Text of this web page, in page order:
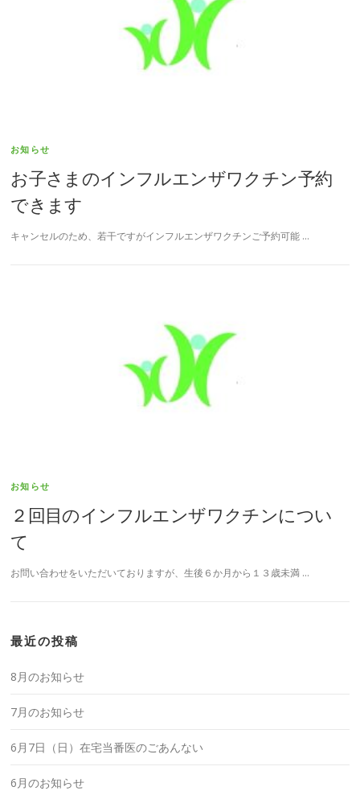
お知らせ
お子さまのインフルエンザワクチン予約
できます
キャンセルのため、若干ですがインフルエンザワクチンご予約可能 …
お知らせ
２回目のインフルエンザワクチンについ
て
お問い合わせをいただいておりますが、生後６か月から１３歳未満 …
最近の投稿
8月のお知らせ
7月のお知らせ
6月7日（日）在宅当番医のごあんない
6月のお知らせ